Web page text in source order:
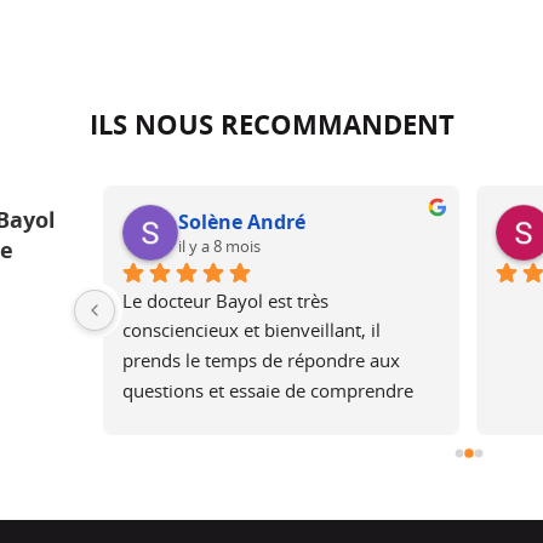
ILS NOUS RECOMMANDENT
une
plus
je
Solène André
il y a 8 mois
Le docteur Bayol est très
consciencieux et bienveillant, il
prends le temps de répondre aux
questions et essaie de comprendre